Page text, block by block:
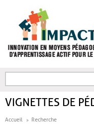
FORMULAIRE DE
VIGNETTES DE
Accueil Recherche